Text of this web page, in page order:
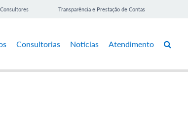
Consultores Transparência e Prestação de Contas
Consultorias Notícias Atendimento